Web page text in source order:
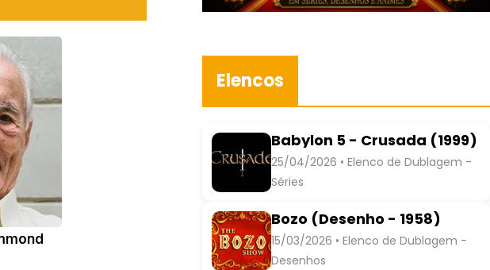
Elencos
Babylon 5 - Crusada (1999)
25/04/2026 • Elenco de Dublagem -
Séries
Bozo (Desenho - 1958)
15/03/2026 • Elenco de Dublagem -
Desenhos